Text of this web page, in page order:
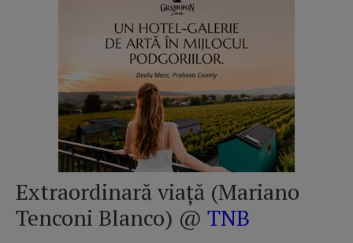
Extraordinară viață (Mariano
Tenconi Blanco) @ TNB